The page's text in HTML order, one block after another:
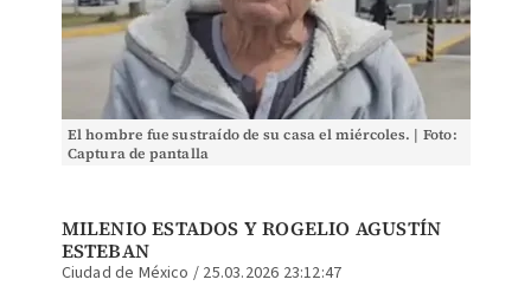
El hombre fue sustraído de su casa el miércoles. | Foto:
Captura de pantalla
MILENIO ESTADOS YROGELIO AGUSTÍN
ESTEBAN
Ciudad de México / 25.03.2026 23:12:47